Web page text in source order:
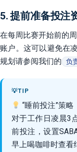
5. 提前准备投注
在每周比赛开始前的
账户。这可以避免在
规划请参阅我们的 负
“睡前投注”策略
对于工作日凌晨3
前投注，设置
早上喝咖啡时查看